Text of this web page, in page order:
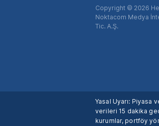
Copyright © 2026 Her
Noktacom Medya
Tic. A.Ş.
Yasal Uyarı: Piyasa
verileri 15 dakika
kurumlar, portföy